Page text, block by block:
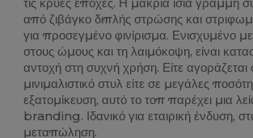
από ζιβάγκο διπλής στρώσης και
για προσεγμένο φινίρισμα. Ενισχυμένο
στους ώμους και τη λαιμόκοψη, είναι
αντοχή στη συχνή χρήση. Είτε αγοράζεται
μινιμαλιστικό στυλ είτε σε μεγάλες
εξατομίκευση, αυτό το τοπ παρέχει μια
branding. Ιδανικό για εταιρική ένδυση,
μεταπώληση.